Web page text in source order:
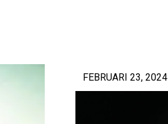
FEBRUARI 23, 2024